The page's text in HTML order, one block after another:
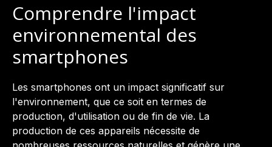
Comprendre l'impact
environnemental des
smartphones
Les smartphones ont un impact significatif sur
l'environnement, que ce soit en termes de
production, d'utilisation ou de fin de vie. La
production de ces appareils nécessite de